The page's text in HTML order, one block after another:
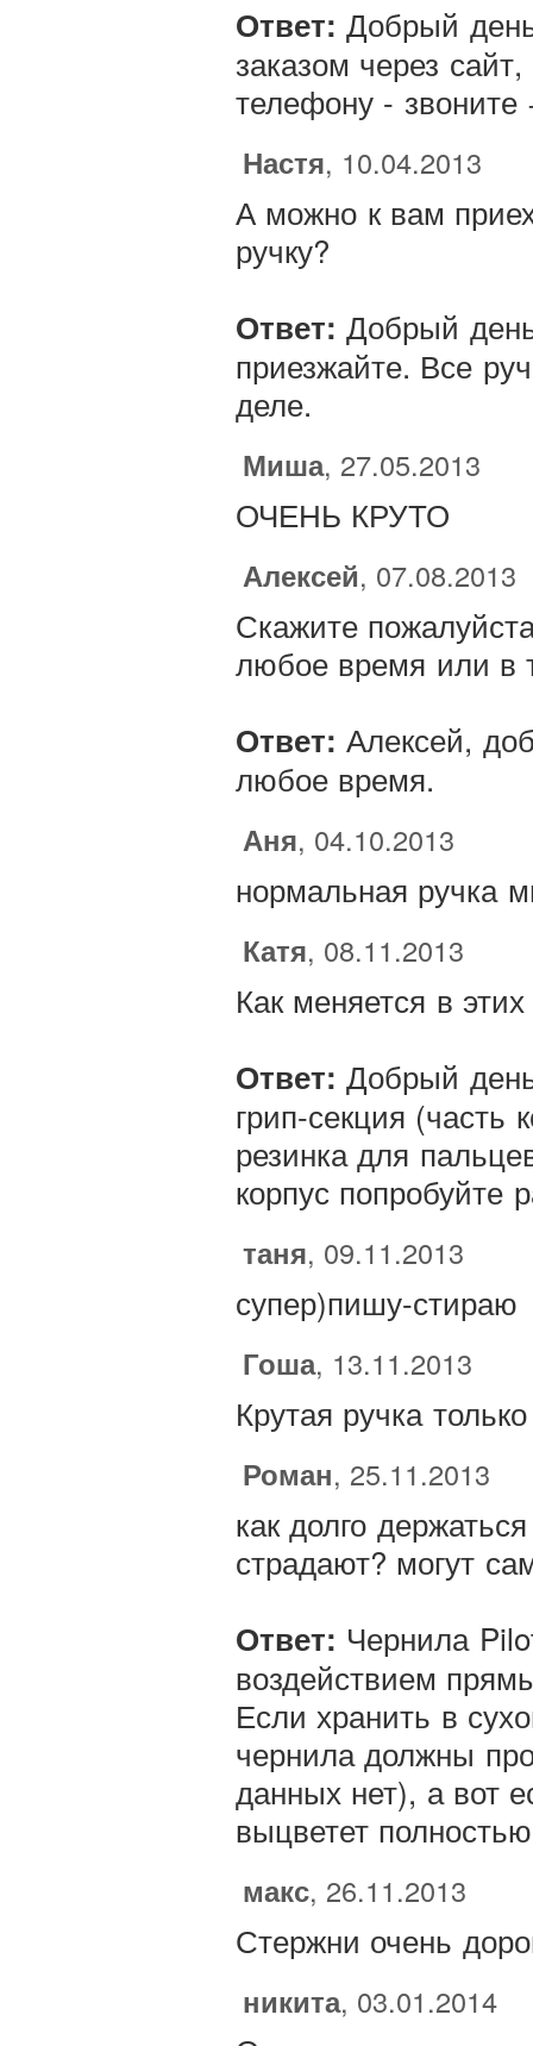
Ответ: Добрый
заказом через
телефону - звоните
Настя, 10.04.2013
А можно к вам
ручку?
Ответ: Добрый
приезжайте. Все
деле.
Миша, 27.05.2013
ОЧЕНЬ КРУТО
Алексей, 07.08.2013
Скажите
любое время или в
Ответ: Алексей,
любое время.
Аня, 04.10.2013
нормальная ручка
Катя, 08.11.2013
Как меняется в
Ответ: Добрый
грип-секция (часть
резинка для
корпус попробуйте
таня, 09.11.2013
супер)пишу-стираю
Гоша, 13.11.2013
Крутая ручка
Роман, 25.11.2013
как долго
страдают? могут
Ответ: Чернила
воздействием
Если хранить в
чернила должны
данных нет), а вот
выцветет
макс, 26.11.2013
Стержни очень
никита, 03.01.2014